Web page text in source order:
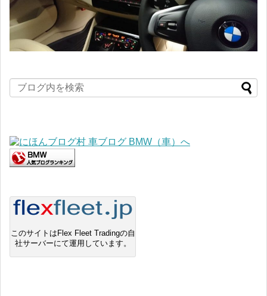
このサイトはFlex Fleet Tradingの自
社サーバーにて運用しています。